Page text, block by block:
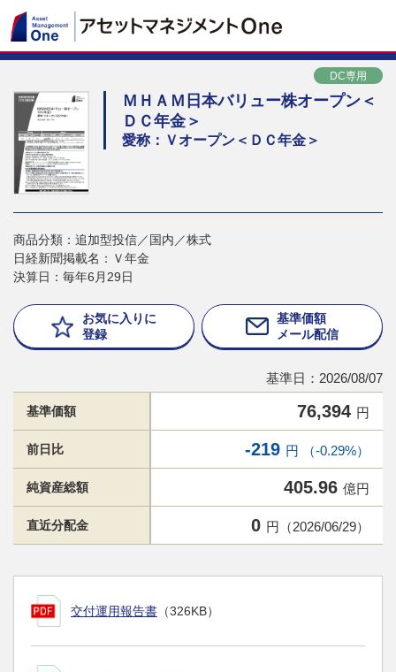
DC専用
ＭＨＡＭ日本バリュー株オープン＜
ＤＣ年金＞
愛称：Ｖオープン＜ＤＣ年金＞
商品分類：追加型投信／国内／株式
日経新聞掲載名：Ｖ年金
決算日：毎年6月29日
お気に入りに
登録
基準価額
メール配信
基準日：2026/08/07
基準価額 76,394 円
前日比 -219 円 （-0.29%）
純資産総額 405.96 億円
直近分配金 0 円（2026/06/29）
交付運用報告書 （326KB）